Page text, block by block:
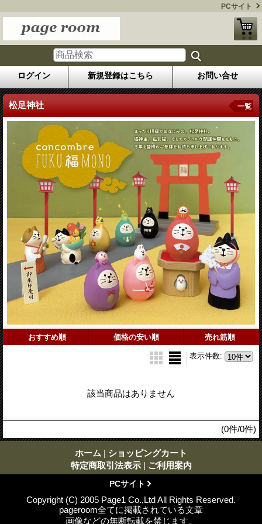
PCサイト
ログイン 新規登録はこちら お問い合せ
松足神社 一覧
おすすめ順 価格の安い順 売れ筋順
表示件数:
該当商品はありません
(0件/0件)
ホーム | ショッピングカート
特定商取引法表示 | ご利用案内
PCサイト
Copyright (C) 2005 Page1 Co.,Ltd All Rights Reserved.
pageroom全てに掲載されている文章
画像などの無断転載を禁じます。